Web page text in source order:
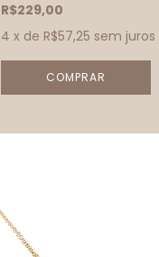
R$229,00
4 x de R$57,25 sem juros